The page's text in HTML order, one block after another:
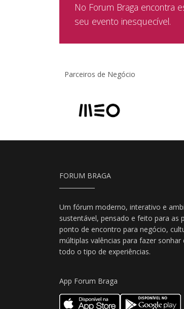
No Forum Braga encontra
seu evento inesquecível.
Parceiros de Negócio
FORUM BRAGA
Um fórum moderno, interativo e
sustentável, pensado e feito para as
ponto de encontro para negócio,
múltiplas valências para fazer sonhar
todo o tipo de experiências.
App Forum Braga